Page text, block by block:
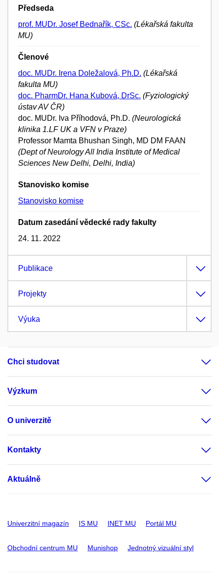
Předseda
prof. MUDr. Josef Bednařík, CSc. (Lékařská fakulta
MU)
Členové
doc. MUDr. Irena Doležalová, Ph.D. (Lékařská
fakulta MU)
doc. PharmDr. Hana Kubová, DrSc. (Fyziologický
ústav AV ČR)
doc. MUDr. Iva Příhodová, Ph.D. (Neurologická
klinika 1.LF UK a VFN v Praze)
Professor Mamta Bhushan Singh, MD DM FAAN
(Dept of Neurology All India Institute of Medical
Sciences New Delhi, Delhi, India)
Stanovisko komise
Stanovisko komise
Datum zasedání vědecké rady fakulty
24. 11. 2022
Publikace
Projekty
Výuka
Chci studovat
Výzkum
O univerzitě
Kontakty
Aktuálně
Univerzitní magazín IS MU INET MU Portál MU
Obchodní centrum MU Munishop Jednotný vizuální styl